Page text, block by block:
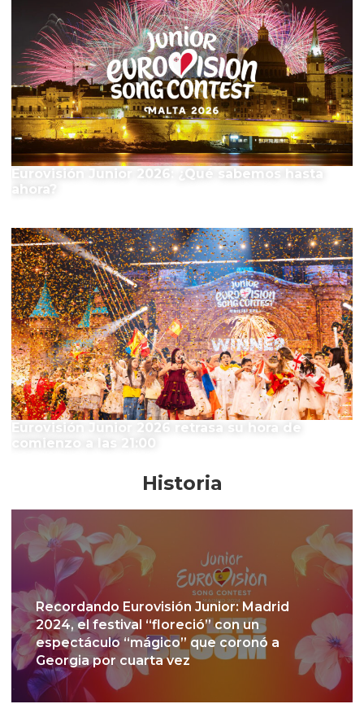
Eurovisión Junior 2026: ¿Qué sabemos hasta
ahora?
Eurovisión Junior 2026 retrasa su hora de
comienzo a las 21:00
Historia
Recordando Eurovisión Junior: Madrid
2024, el festival “floreció” con un
espectáculo “mágico” que coronó a
Georgia por cuarta vez